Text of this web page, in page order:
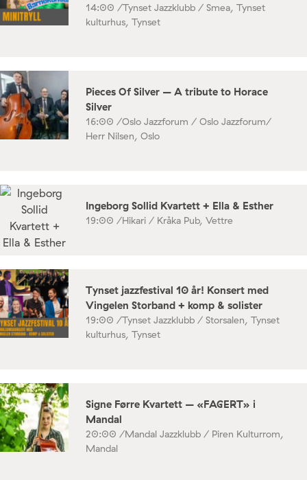
14:00 /Tynset Jazzklubb / Smea, Tynset
kulturhus, Tynset
Pieces Of Silver – A tribute to Horace
Silver
16:00 /Oslo Jazzforum / Oslo Jazzforum/
Herr Nilsen, Oslo
Ingeborg Sollid Kvartett + Ella & Esther
19:00 /Hikari / Kråka Pub, Vettre
Tynset jazzfestival 10 år! Konsert med
Vingelen Storband + komp & solister
19:00 /Tynset Jazzklubb / Storsalen, Tynset
kulturhus, Tynset
Signe Førre Kvartett – «FAGERT» i
Mandal
20:00 /Mandal Jazzklubb / Piren Kulturrom,
Mandal